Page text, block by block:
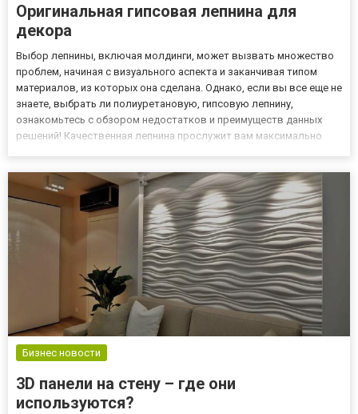
Оригинальная гипсовая лепнина для
декора
Выбор лепнины, включая молдинги, может вызвать множество
проблем, начиная с визуального аспекта и заканчивая типом
материалов, из которых она сделана. Однако, если вы все еще не
знаете, выбрать ли полиуретановую, гипсовую лепнину,
ознакомьтесь с обзором недостатков и преимуществ данных
решений! Качественная лепнина прослужит вам максимально
пенополистирол, одн...
Бизнес новости
3D панели на стену – где они
используются?